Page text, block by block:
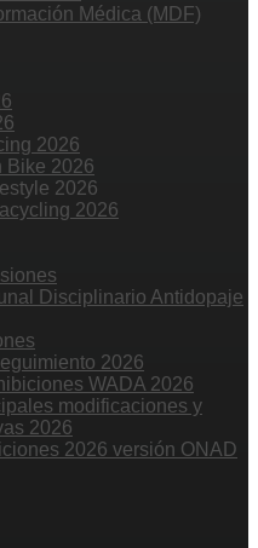
Médica (MDF)
2026
Bike 2026
2026
2026
Disciplinario Antidopaje
2026
WADA 2026
modificaciones y
2026
2026 versión ONAD